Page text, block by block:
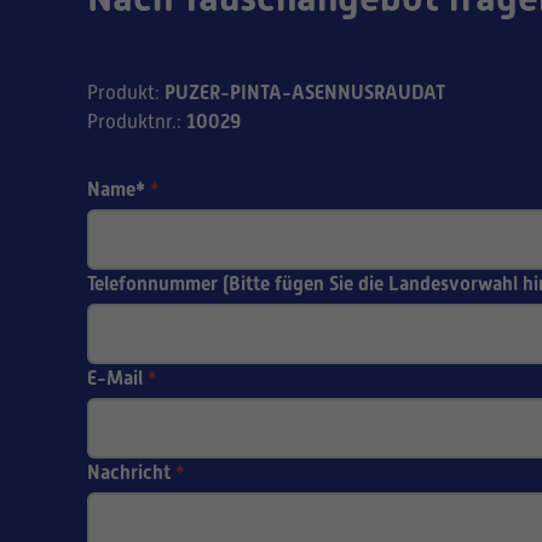
Produkt: PUZER-PINTA-ASENNUSRAUDAT
Produktnr.: 10029
Name* *
Telefonnummer (Bitte fügen Sie die Landesvorwahl
E-Mail *
Nachricht *